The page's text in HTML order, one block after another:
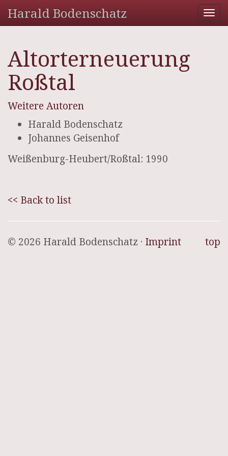
Harald Bodenschatz
Altorterneuerung
Roßtal
Weitere Autoren
Harald Bodenschatz
Johannes Geisenhof
Weißenburg-Heubert/Roßtal: 1990
<< Back to list
top
© 2026 Harald Bodenschatz · Imprint